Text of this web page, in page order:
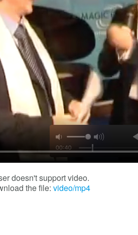
doesn't support video.
the file: video/mp4